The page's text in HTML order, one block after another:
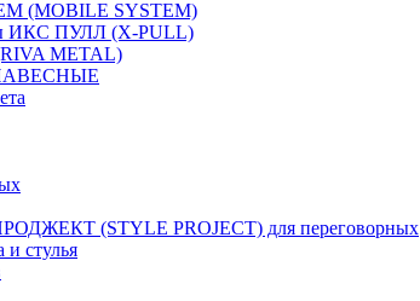
(MOBILE SYSTEM)
ИКС ПУЛЛ (X-PULL)
METAL)
(STYLE PROJECT) для переговорных
и стулья